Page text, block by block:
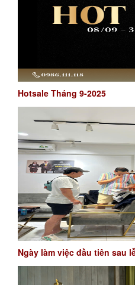
Hotsale Tháng 9-2025
Ngày làm việc đầu tiên sau